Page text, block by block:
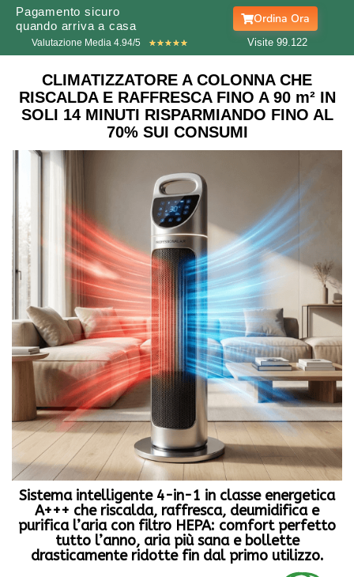
Pagamento sicuro
quando arriva a casa
Ordina Ora
Valutazione Media 4.94/5 ★★★★★ Visite 99. 123
CLIMATIZZATORE A COLONNA CHE
RISCALDA E RAFFRESCA FINO A 90 m² IN
SOLI 14 MINUTI RISPARMIANDO FINO AL
70% SUI CONSUMI
Sistema intelligente 4-in-1 in classe energetica
A+++ che riscalda, raffresca, deumidifica e
purifica l’aria con filtro HEPA: comfort perfetto
tutto l’anno, aria più sana e bollette
drasticamente ridotte fin dal primo utilizzo.